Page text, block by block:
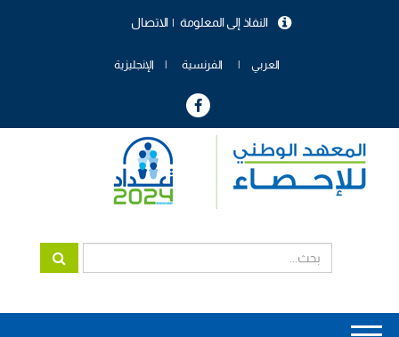
الاتصال النفاذ إلى المعلومة
العربي الفرنسية الإنجليزية